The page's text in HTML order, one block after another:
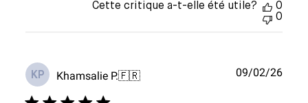
Cette critique a-t-elle été utile?
0
0
KP Khamsalie P.🇫🇷
Date
09/02/26